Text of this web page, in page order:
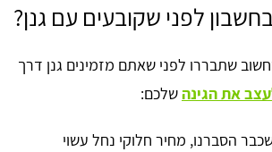
לפני שקובעים עם גנן?
שתבררו לפני שאתם מזמינים גנן דרך
את הגינהשלכם:
הסברנו, מחיר חלוקי נחל עשוי